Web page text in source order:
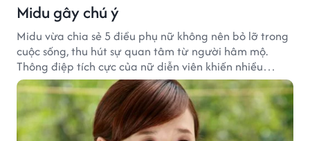
Midu gây chú ý
Midu vừa chia sẻ 5 điều phụ nữ không nên bỏ lỡ trong
cuộc sống, thu hút sự quan tâm từ người hâm mộ.
Thông điệp tích cực của nữ diễn viên khiến nhiều
người đồng cảm khi nhìn lại hành trình sự nghiệp và
hạnh phúc hiện tại của cô.